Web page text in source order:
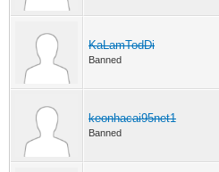
KaLamTodDi
Banned
keonhacai95net1
Banned